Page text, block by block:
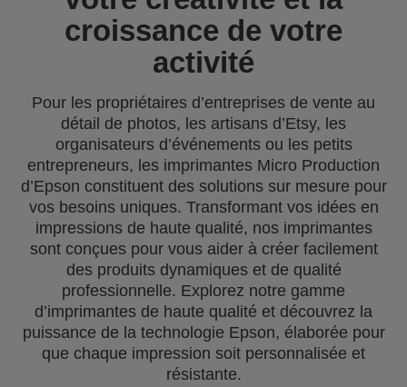
croissance de votre
activité
Pour les propriétaires d’entreprises de vente au
détail de photos, les artisans d’Etsy, les
organisateurs d’événements ou les petits
entrepreneurs, les imprimantes Micro Production
d’Epson constituent des solutions sur mesure pour
vos besoins uniques. Transformant vos idées en
impressions de haute qualité, nos imprimantes
sont conçues pour vous aider à créer facilement
des produits dynamiques et de qualité
professionnelle. Explorez notre gamme
d’imprimantes de haute qualité et découvrez la
puissance de la technologie Epson, élaborée pour
que chaque impression soit personnalisée et
résistante.